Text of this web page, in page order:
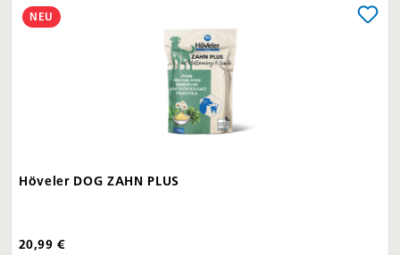
NEU
Höveler DOG ZAHN PLUS
20,99 €